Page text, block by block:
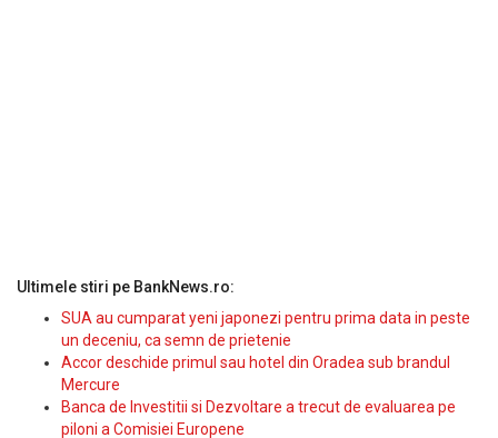
Ultimele stiri pe BankNews.ro:
SUA au cumparat yeni japonezi pentru prima data in peste
un deceniu, ca semn de prietenie
Accor deschide primul sau hotel din Oradea sub brandul
Mercure
Banca de Investitii si Dezvoltare a trecut de evaluarea pe
piloni a Comisiei Europene